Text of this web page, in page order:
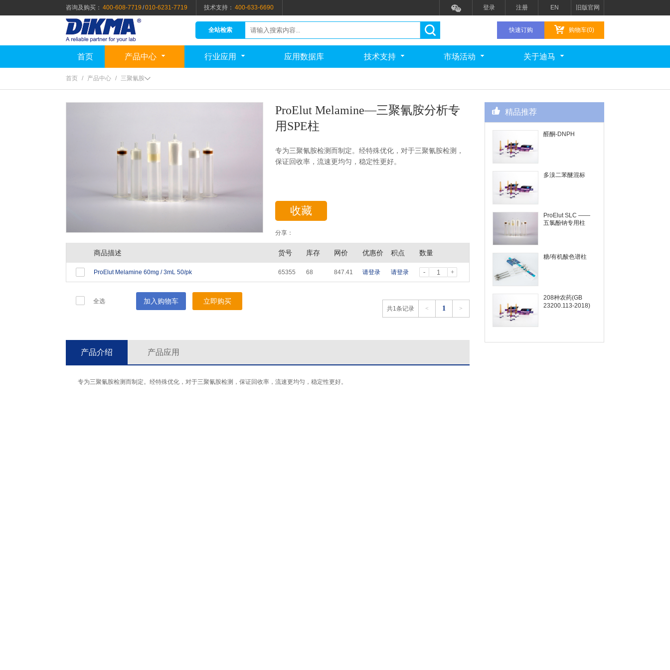
咨询及购买： 400-608-7719 /010-6231-7719 技术支持： 400-633-6690 旧版官网
EN
注册
登录
全站检索 快速订购 购物车(0)
首页 产品中心 行业应用 应用数据库 技术支持 市场活动 关于迪马
首页 / 产品中心 / 三聚氰胺
ProElut Melamine—三聚氰胺分析专
用SPE柱
专为三聚氰胺检测而制定。经特殊优化，对于三聚氰胺检测，
保证回收率，流速更均匀，稳定性更好。
收藏
分享：
商品描述 货号 库存 网价 优惠价 积点 数量
ProElut Melamine 60mg / 3mL 50/pk 65355 68 847.41 请登录 请登录 - +
全选 加入购物车 立即购买
共1条记录 < 1 >
产品介绍 产品应用
专为三聚氰胺检测而制定。经特殊优化，对于三聚氰胺检测，保证回收率，流速更均匀，稳定性更好。
精品推荐
醛酮-DNPH
多溴二苯醚混标
ProElut SLC ——
五氯酚钠专用柱
糖/有机酸色谱柱
208种农药(GB
23200.113-2018)